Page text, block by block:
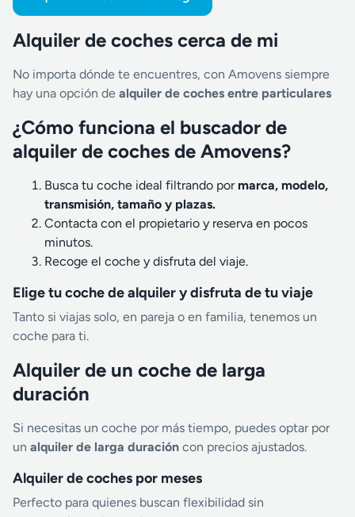
Alquiler de coches cerca de mi
No importa dónde te encuentres, con Amovens siempre
hay una opción de alquiler de coches entre particulares
¿Cómo funciona el buscador de
alquiler de coches de Amovens?
Busca tu coche ideal filtrando por marca, modelo,
transmisión, tamaño y plazas.
Contacta con el propietario y reserva en pocos
minutos.
Recoge el coche y disfruta del viaje.
Elige tu coche de alquiler y disfruta de tu viaje
Tanto si viajas solo, en pareja o en familia, tenemos un
coche para ti.
Alquiler de un coche de larga
duración
Si necesitas un coche por más tiempo, puedes optar por
un alquiler de larga duración con precios ajustados.
Alquiler de coches por meses
Perfecto para quienes buscan flexibilidad sin